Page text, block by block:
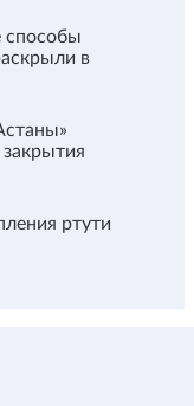
способы
в
закрытия
ртути